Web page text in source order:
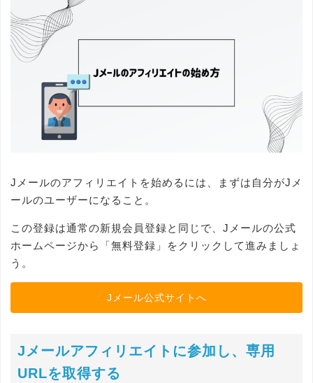
Jメールのアフィリエイトを始めるには、まずは自分がJメ
ールのユーザーになること。
この登録は通常の新規会員登録と同じで、Jメールの公式
ホームページから「無料登録」をクリックして進みましょ
う。
Jメール公式サイトへ
Jメールアフィリエイトに参加し、専用
URLを取得する